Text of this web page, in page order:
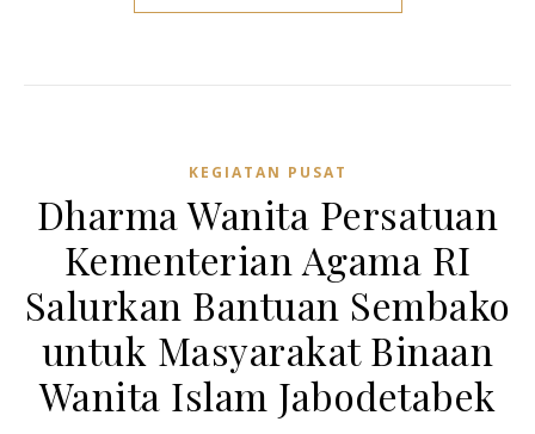
KEGIATAN PUSAT
Dharma Wanita Persatuan
Kementerian Agama RI
Salurkan Bantuan Sembako
untuk Masyarakat Binaan
Wanita Islam Jabodetabek